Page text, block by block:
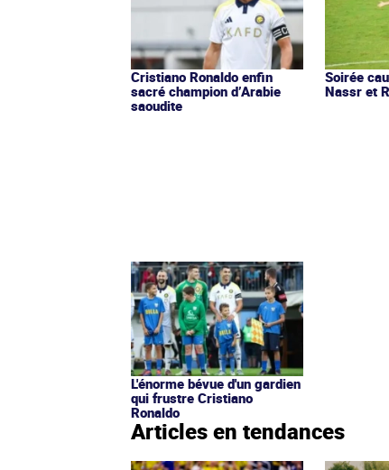
Cristiano Ronaldo enfin
sacré champion d’Arabie
saoudite
Soirée
Nassr et
L'énorme bévue d'un gardien
qui frustre Cristiano
Ronaldo
Articles en tendances